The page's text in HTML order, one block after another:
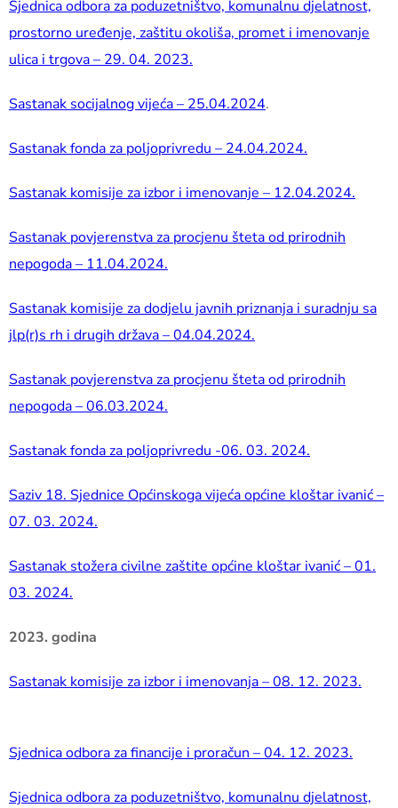
Sjednica odbora za poduzetništvo, komunalnu djelatnost,
prostorno uređenje, zaštitu okoliša, promet i imenovanje
ulica i trgova – 29. 04. 2023.
Sastanak socijalnog vijeća – 25.04.2024.
Sastanak fonda za poljoprivredu – 24.04.2024.
Sastanak komisije za izbor i imenovanje – 12.04.2024.
Sastanak povjerenstva za procjenu šteta od prirodnih
nepogoda – 11.04.2024.
Sastanak komisije za dodjelu javnih priznanja i suradnju sa
jlp(r)s rh i drugih država – 04.04.2024.
Sastanak povjerenstva za procjenu šteta od prirodnih
nepogoda – 06.03.2024.
Sastanak fonda za poljoprivredu -06. 03. 2024.
Saziv 18. Sjednice Općinskoga vijeća općine kloštar ivanić –
07. 03. 2024.
Sastanak stožera civilne zaštite općine kloštar ivanić – 01.
03. 2024.
2023. godina
Sastanak komisije za izbor i imenovanja – 08. 12. 2023.
Sjednica odbora za financije i proračun – 04. 12. 2023.
Sjednica odbora za poduzetništvo, komunalnu djelatnost,